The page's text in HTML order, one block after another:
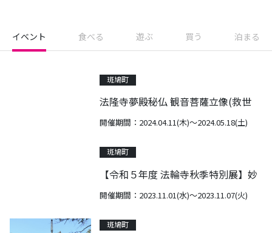
イベント 食べる 遊ぶ 買う 泊まる
斑鳩町
法隆寺夢殿秘仏 観音菩薩立像(救世
観音) 特別開扉
開催期間：2024.04.11(木)～2024.05.18(土)
斑鳩町
【令和５年度 法輪寺秋季特別展】妙
見堂特別公開と秘仏妙見菩薩像御開
開催期間：2023.11.01(水)～2023.11.07(火)
斑鳩町